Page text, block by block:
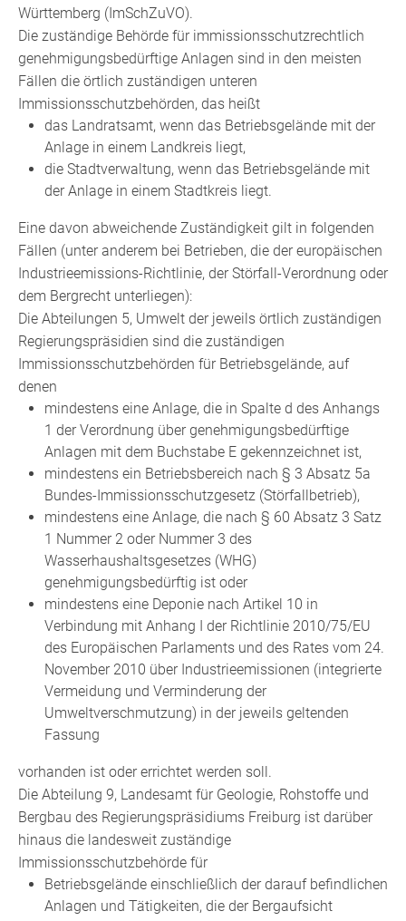
Württemberg (ImSchZuVO).
Die zuständige Behörde für immissionsschutzrechtlich
genehmigungsbedürftige Anlagen sind in den meisten
Fällen die örtlich zuständigen unteren
Immissionsschutzbehörden, das heißt
das Landratsamt, wenn das Betriebsgelände mit der
Anlage in einem Landkreis liegt,
die Stadtverwaltung, wenn das Betriebsgelände mit
der Anlage in einem Stadtkreis liegt.
Eine davon abweichende Zuständigkeit gilt in folgenden
Fällen (unter anderem bei Betrieben, die der europäischen
Industrieemissions-Richtlinie, der Störfall-Verordnung oder
dem Bergrecht unterliegen):
Die Abteilungen 5, Umwelt der jeweils örtlich zuständigen
Regierungspräsidien sind die zuständigen
Immissionsschutzbehörden für Betriebsgelände, auf
denen
mindestens eine Anlage, die in Spalte d des Anhangs
1 der Verordnung über genehmigungsbedürftige
Anlagen mit dem Buchstabe E gekennzeichnet ist,
mindestens ein Betriebsbereich nach § 3 Absatz 5a
Bundes-Immissionsschutzgesetz (Störfallbetrieb),
mindestens eine Anlage, die nach § 60 Absatz 3 Satz
1 Nummer 2 oder Nummer 3 des
Wasserhaushaltsgesetzes (WHG)
genehmigungsbedürftig ist oder
mindestens eine Deponie nach Artikel 10 in
Verbindung mit Anhang I der Richtlinie 2010/75/EU
des Europäischen Parlaments und des Rates vom 24.
November 2010 über Industrieemissionen (integrierte
Vermeidung und Verminderung der
Umweltverschmutzung) in der jeweils geltenden
Fassung
vorhanden ist oder errichtet werden soll.
Die Abteilung 9, Landesamt für Geologie, Rohstoffe und
Bergbau des Regierungspräsidiums Freiburg ist darüber
hinaus die landesweit zuständige
Immissionsschutzbehörde für
Betriebsgelände einschließlich der darauf befindlichen
Anlagen und Tätigkeiten, die der Bergaufsicht